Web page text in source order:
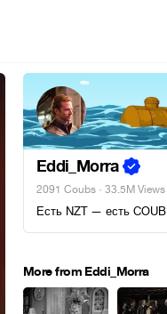
Eddi_Morra
2091 Coubs · 33.5M Views
Есть NZT — есть COUB
More from Eddi_Morra